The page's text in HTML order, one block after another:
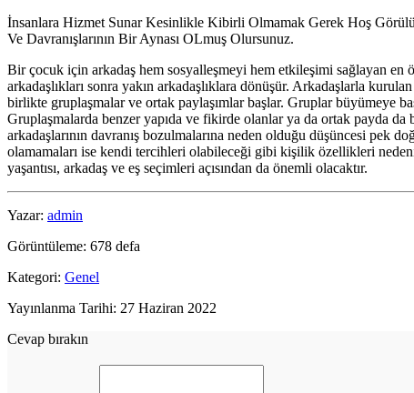
İnsanlara Hizmet Sunar Kesinlikle Kibirli Olmamak Gerek Hoş
Ve Davranışlarının Bir Aynası OLmuş Olursunuz.
Bir çocuk için arkadaş hem sosyalleşmeyi hem etkileşimi sağlayan
arkadaşlıkları sonra yakın arkadaşlıklara dönüşür. Arkadaşlarla
birlikte gruplaşmalar ve ortak paylaşımlar başlar. Gruplar büyümeye
Gruplaşmalarda benzer yapıda ve fikirde olanlar ya da ortak payda
arkadaşlarının davranış bozulmalarına neden olduğu düşüncesi pek
olamamaları ise kendi tercihleri olabileceği gibi kişilik özellikleri
yaşantısı, arkadaş ve eş seçimleri açısından da önemli olacaktır.
Yazar: admin
Görüntüleme: 678 defa
Kategori: Genel
Yayınlanma Tarihi: 27 Haziran 2022
Cevap bırakın